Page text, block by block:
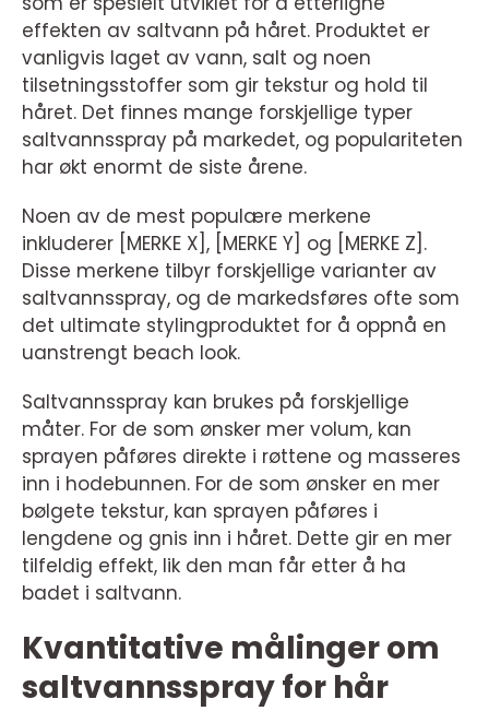
effekten av saltvann på håret. Produktet er
vanligvis laget av vann, salt og noen
tilsetningsstoffer som gir tekstur og hold til
håret. Det finnes mange forskjellige typer
saltvannsspray på markedet, og populariteten
har økt enormt de siste årene.
Noen av de mest populære merkene
inkluderer [MERKE X], [MERKE Y] og [MERKE Z].
Disse merkene tilbyr forskjellige varianter av
saltvannsspray, og de markedsføres ofte som
det ultimate stylingproduktet for å oppnå en
uanstrengt beach look.
Saltvannsspray kan brukes på forskjellige
måter. For de som ønsker mer volum, kan
sprayen påføres direkte i røttene og masseres
inn i hodebunnen. For de som ønsker en mer
bølgete tekstur, kan sprayen påføres i
lengdene og gnis inn i håret. Dette gir en mer
tilfeldig effekt, lik den man får etter å ha
badet i saltvann.
Kvantitative målinger om
saltvannsspray for hår